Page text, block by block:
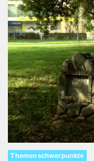
Themenschwerpunkte